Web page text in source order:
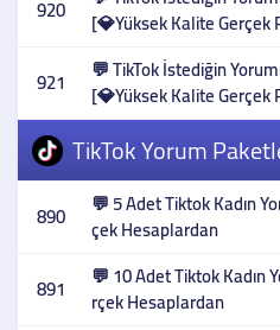
920 [💎Yüksek Kalite
921 💬 TikTok İstediğin
[💎Yüksek Kalite
TikTok Yorum
890 💬 5 Adet Tiktok Kadın
çek Hesaplardan
891 💬 10 Adet Tiktok Kadın
rçek Hesaplardan